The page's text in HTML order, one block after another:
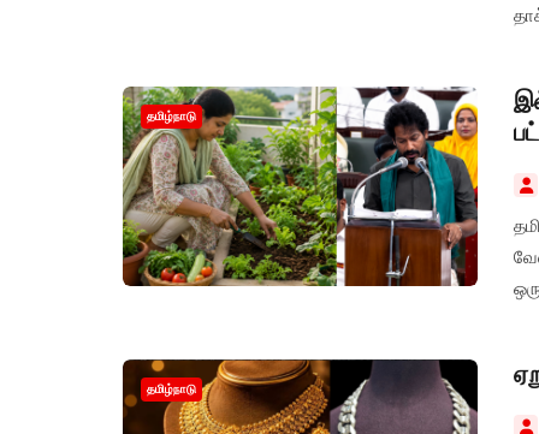
தமிழ்நாடு
தமிழ்நாடு